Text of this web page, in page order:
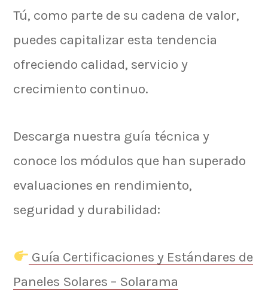
Tú, como parte de su cadena de valor,
puedes capitalizar esta tendencia
ofreciendo calidad, servicio y
crecimiento continuo.
Descarga nuestra guía técnica y
conoce los módulos que han superado
evaluaciones en rendimiento,
seguridad y durabilidad:
Guía Certificaciones y Estándares de
Paneles Solares – Solarama